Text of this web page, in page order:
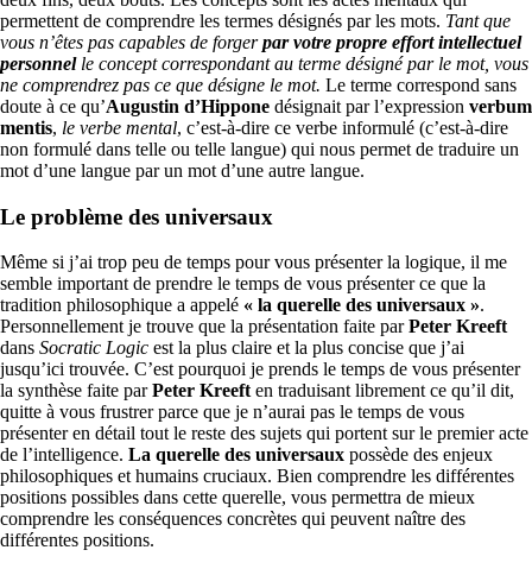
permettent de comprendre les termes désignés par les mots. Tant que
vous n’êtes pas capables de forgerpar votre propre effort intellectuel
personnelle concept correspondant au terme désigné par le mot, vous
ne comprendrez pas ce que désigne le mot. Le terme correspond sans
doute à ce qu’Augustin d’Hippone désignait par l’expression verbum
mentis, le verbe mental, c’est-à-dire ce verbe informulé (c’est-à-dire
non formulé dans telle ou telle langue) qui nous permet de traduire un
mot d’une langue par un mot d’une autre langue.
Le problème des universaux
Même si j’ai trop peu de temps pour vous présenter la logique, il me
semble important de prendre le temps de vous présenter ce que la
tradition philosophique a appelé « la querelle des universaux ».
Personnellement je trouve que la présentation faite parPeter Kreeft
dans Socratic Logic est la plus claire et la plus concise que j’ai
jusqu’ici trouvée. C’est pourquoi je prends le temps de vous présenter
la synthèse faite parPeter Kreeften traduisant librement ce qu’il dit,
quitte à vous frustrer parce que je n’aurai pas le temps de vous
présenter en détail tout le reste des sujets qui portent sur le premier acte
de l’intelligence. La querelle des universaux possède des enjeux
philosophiques et humains cruciaux. Bien comprendre les différentes
positions possibles dans cette querelle, vous permettra de mieux
comprendre les conséquences concrètes qui peuvent naître des
différentes positions.